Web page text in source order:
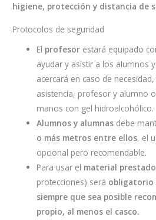
higiene, protección y distancia de
Protocolos de seguridad
El profesor estará equipado
ayudar y asistir a los alumnos
acercará en caso de
asistencia, profesor y alumno
manos con gel hidroalcohólico.
Alumnos y alumnas debe
o más metros entre ellos, el
opcional pero recomendable.
Para usar el material prestado
protecciones) será obligatorio
siempre que sea posible
propio, al menos el casco.